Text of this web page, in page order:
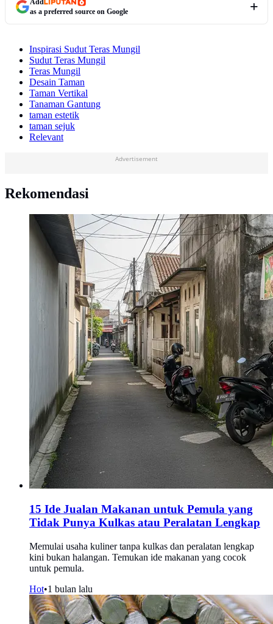
as a preferred source on Google
Inspirasi Sudut Teras Mungil
Sudut Teras Mungil
Teras Mungil
Desain Taman
Taman Vertikal
Tanaman Gantung
taman estetik
taman sejuk
Relevant
Advertisement
Rekomendasi
15 Ide Jualan Makanan untuk Pemula yang
Tidak Punya Kulkas atau Peralatan Lengkap
Memulai usaha kuliner tanpa kulkas dan peralatan lengkap
kini bukan halangan. Temukan ide makanan yang cocok
untuk pemula.
Hot•1 bulan lalu